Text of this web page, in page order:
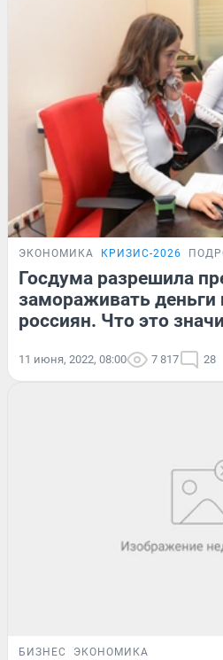
ЭКОНОМИКА КРИЗИС-2026
Госдума разрешила
замораживать деньги
россиян. Что это
11 июня, 2022, 08:00 7 817 28
БИЗНЕС ЭКОНОМИКА